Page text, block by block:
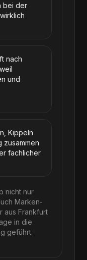
bei der
nach
und
Kippeln
zusammen
fachlicher
nicht nur
Marken-
aus Frankfurt
in die
geführt